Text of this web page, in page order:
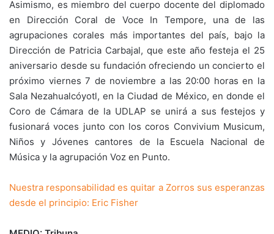
Asimismo, es miembro del cuerpo docente del diplomado
en Dirección Coral de Voce In Tempore, una de las
agrupaciones corales más importantes del país, bajo la
Dirección de Patricia Carbajal, que este año festeja el 25
aniversario desde su fundación ofreciendo un concierto el
próximo viernes 7 de noviembre a las 20:00 horas en la
Sala Nezahualcóyotl, en la Ciudad de México, en donde el
Coro de Cámara de la UDLAP se unirá a sus festejos y
fusionará voces junto con los coros Convivium Musicum,
Niños y Jóvenes cantores de la Escuela Nacional de
Música y la agrupación Voz en Punto.
Nuestra responsabilidad es quitar a Zorros sus esperanzas
desde el principio: Eric Fisher